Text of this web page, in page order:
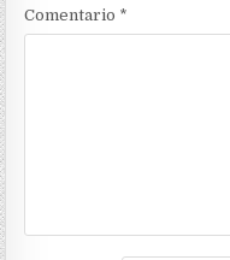
Comentario *